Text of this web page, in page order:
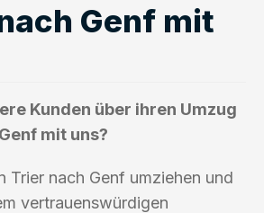
Genf mit
Kunden über ihren Umzug
mit uns?
Trier nach Genf umziehen und
vertrauenswürdigen